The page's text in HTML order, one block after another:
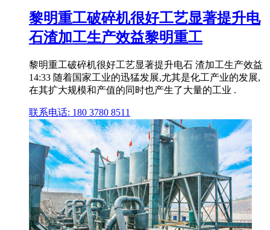
黎明重工破碎机很好工艺显著提升电
石渣加工生产效益黎明重工
黎明重工破碎机很好工艺显著提升电石 渣加工生产效益
14:33 随着国家工业的迅猛发展,尤其是化工产业的发展,
在其扩大规模和产值的同时也产生了大量的工业 .
联系电话: 180 3780 8511